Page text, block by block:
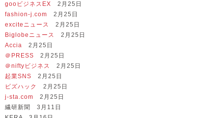
gooビジネスEX 2月25日
fashion-j.com 2月25日
exciteニュース
2月25日
Biglobeニュース
2月25日
Accia 2月25日
＠PRESS 2月25日
＠niftyビジネス
2月25日
起業SNS 2月25日
ビズハック
2月25日
j-sta.com 2月25日
繊研新聞 3月11日